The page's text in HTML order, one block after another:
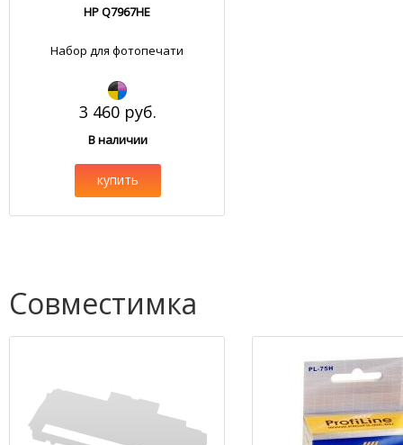
HP Q7967HE
Набор для фотопечати
3 460 руб.
В наличии
купить
Совместимка